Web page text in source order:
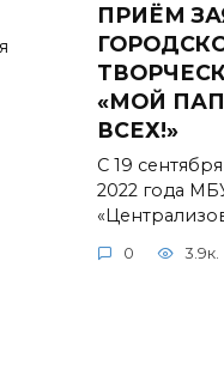
ПРИЁМ
«МОЙ
ВСЕХ!»
С 19
2022 года
0 3.9к.